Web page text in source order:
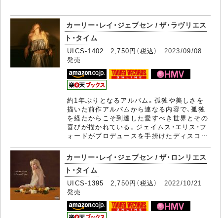
カーリー・レイ・ジェプセン / ザ・ラヴリエス
ト・タイム
UICS-1402 2,750円（税込） 2023/09/08
発売
約1年ぶりとなるアルバム。孤独や美しさを
描いた前作アルバムから連なる内容で、孤独
を経たからこそ到達した愛すべき世界とその
喜びが描かれている。ジェイムス・エリス・フ
ォードがプロデュースを手掛けたディスコ…
カーリー・レイ・ジェプセン / ザ・ロンリエス
ト・タイム
UICS-1395 2,750円（税込） 2022/10/21
発売